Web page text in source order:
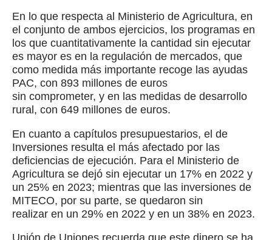
En lo que respecta al Ministerio de Agricultura, en
el conjunto de ambos ejercicios, los programas en
los que cuantitativamente la cantidad sin ejecutar
es mayor es en la regulación de mercados, que
como medida más importante recoge las ayudas
PAC, con 893 millones de euros
sin comprometer, y en las medidas de desarrollo
rural, con 649 millones de euros.
En cuanto a capítulos presupuestarios, el de
Inversiones resulta el más afectado por las
deficiencias de ejecución. Para el Ministerio de
Agricultura se dejó sin ejecutar un 17% en 2022 y
un 25% en 2023; mientras que las inversiones de
MITECO, por su parte, se quedaron sin
realizar en un 29% en 2022 y en un 38% en 2023.
Unión de Uniones recuerda que este dinero se ha